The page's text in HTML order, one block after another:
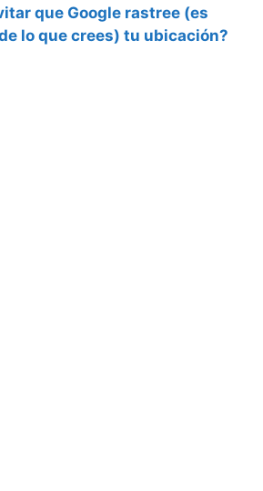
que Google rastree (es
lo que crees) tu ubicación?